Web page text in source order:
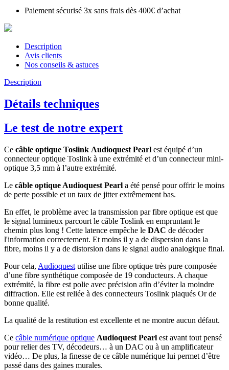
Paiement sécurisé 3x sans frais dès 400€ d’achat
Description
Avis clients
Nos conseils & astuces
Description
Détails techniques
Le test de notre expert
Ce câble optique Toslink Audioquest Pearl est équipé d’un
connecteur optique Toslink à une extrémité et d’un connecteur mini-
optique 3,5 mm à l’autre extrémité.
Le câble optique Audioquest Pearl a été pensé pour offrir le moins
de perte possible et un taux de jitter extrêmement bas.
En effet, le problème avec la transmission par fibre optique est que
le signal lumineux parcourt le câble Toslink en empruntant le
chemin plus long ! Cette latence empêche le DAC de décoder
l'information correctement. Et moins il y a de dispersion dans la
fibre, moins il y a de distorsion dans le signal audio analogique final.
Pour cela, Audioquest utilise une fibre optique très pure composée
d’une fibre synthétique composée de 19 conducteurs. A chaque
extrémité, la fibre est polie avec précision afin d’éviter la moindre
diffraction. Elle est reliée à des connecteurs Toslink plaqués Or de
bonne qualité.
La qualité de la restitution est excellente et ne montre aucun défaut.
Ce câble numérique optique Audioquest Pearl est avant tout pensé
pour relier des TV, décodeurs… à un DAC ou à un amplificateur
vidéo… De plus, la finesse de ce câble numérique lui permet d’être
passé dans des gaines murales.